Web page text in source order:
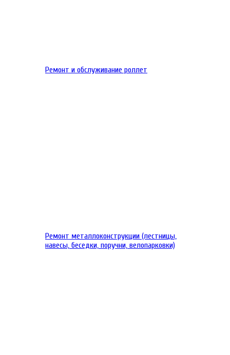
Ремонт и обслуживание роллет
Ремонт металлоконструкции (лестницы,
навесы, беседки, поручни, велопарковки)